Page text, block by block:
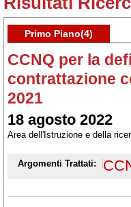
Primo Piano(4)
CCNQ per la
contrattazione
2021
18 agosto 2022
Area dell'Istruzione e della
Argomenti Trattati: